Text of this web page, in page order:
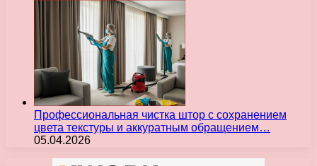
Профессиональная чистка штор с сохранением
цвета текстуры и аккуратным обращением…
05.04.2026